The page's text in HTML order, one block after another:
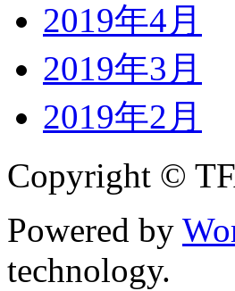
2019年4月
2019年3月
2019年2月
Copyright ©
Powered by
technology.